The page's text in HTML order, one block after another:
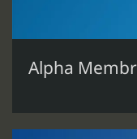
Alpha